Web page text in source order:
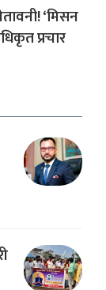
‘मिसन
प्रचार